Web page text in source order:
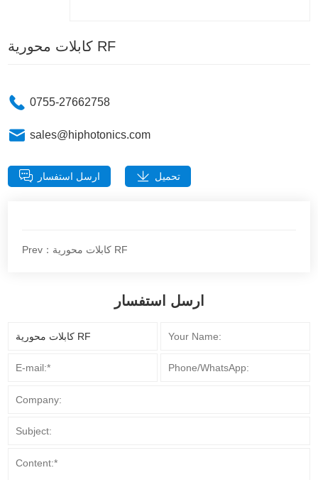
كابلات محورية RF
0755-27662758
sales@hiphotonics.com
ارسل استفسار تحميل
Prev：كابلات محورية RF
ارسل استفسار